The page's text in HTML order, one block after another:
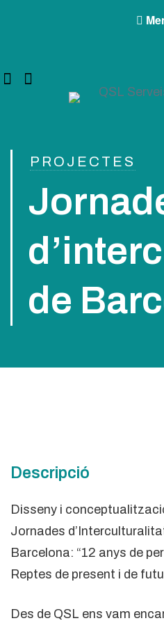
les
PROJECTES
de
Descripció
Disseny i
Jornades
Barcelona: “12 anys de
Reptes de present i de
Des de QSL ens vam